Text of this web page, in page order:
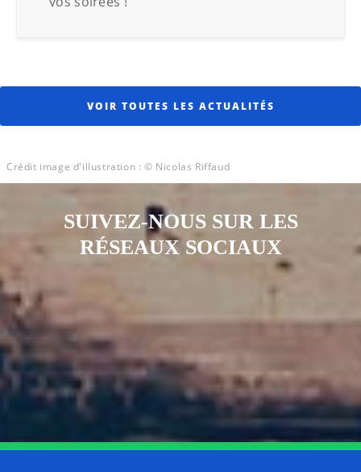
VOIR TOUTES LES ACTUALITÉS
Crédit image d'illustration : © Nicolas Riffaud
SUIVEZ-NOUS SUR LES
RÉSEAUX SOCIAUX
Notre page Youtube